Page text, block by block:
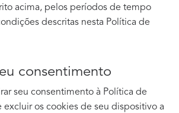
acima, pelos períodos de tempo
descritas nesta Política de
consentimento
seu consentimento à Política de
excluir os cookies de seu dispositivo a